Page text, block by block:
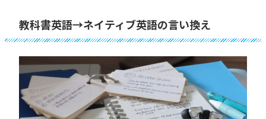
教科書英語→ネイティブ英語の言い換え